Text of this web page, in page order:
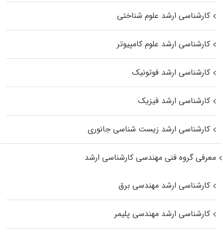
کارشناسی ارشد علوم شناختی
کارشناسی ارشد علوم کامپیوتر
کارشناسی ارشد فوتونیک
کارشناسی ارشد فیزیک
کارشناسی ارشد زیست‌ شناسی جانوری
معرفی گروه فنی مهندسی کارشناسی ارشد
کارشناسی ارشد مهندسی برق
کارشناسی ارشد مهندسی پلیمر